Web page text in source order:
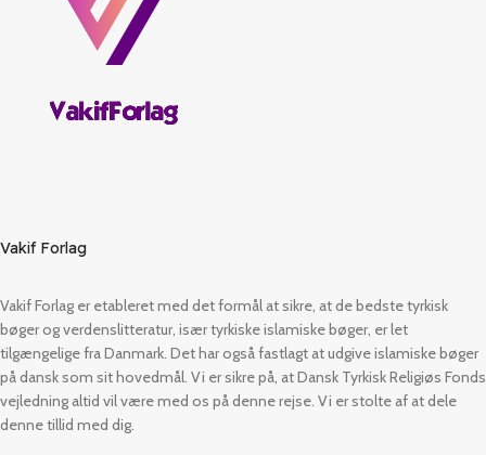
Vakif Forlag
Vakif Forlag er etableret med det formål at sikre, at de bedste tyrkisk
bøger og verdenslitteratur, især tyrkiske islamiske bøger, er let
tilgængelige fra Danmark. Det har også fastlagt at udgive islamiske bøger
på dansk som sit hovedmål. Vi er sikre på, at Dansk Tyrkisk Religiøs Fonds
vejledning altid vil være med os på denne rejse. Vi er stolte af at dele
denne tillid med dig.